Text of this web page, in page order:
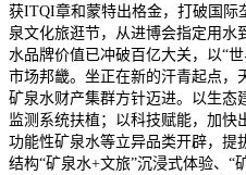
获ITQI章和蒙特出格金，打破国际
泉文化旅逛节，从进博会指定用水
水品牌价值已冲破百亿大关，以“
市场邦畿。坐正在新的汗青起点，
矿泉水财产集群方针迈进。以生态
监测系统扶植；以科技赋能，加快
功能性矿泉水等立异品类开辟，提
结构“矿泉水+文旅”沉浸式体验、“